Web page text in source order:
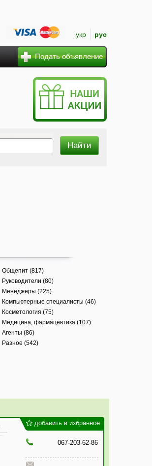
укр рус
Подать объявление
Общепит (817)
Руководители (80)
Менеджеры (225)
Компьютерные специалисты (46)
Косметология (75)
Медицина, фармацевтика (107)
Агенты (86)
Разное (542)
добавить в избранное
067-203-62-86